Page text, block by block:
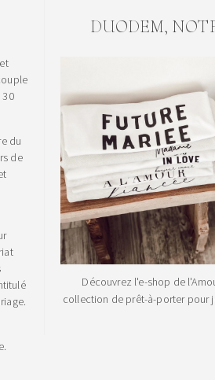
30
du
de
DUODEM,
Découvrez l'e-shop de
collection de prêt-à-porter pour